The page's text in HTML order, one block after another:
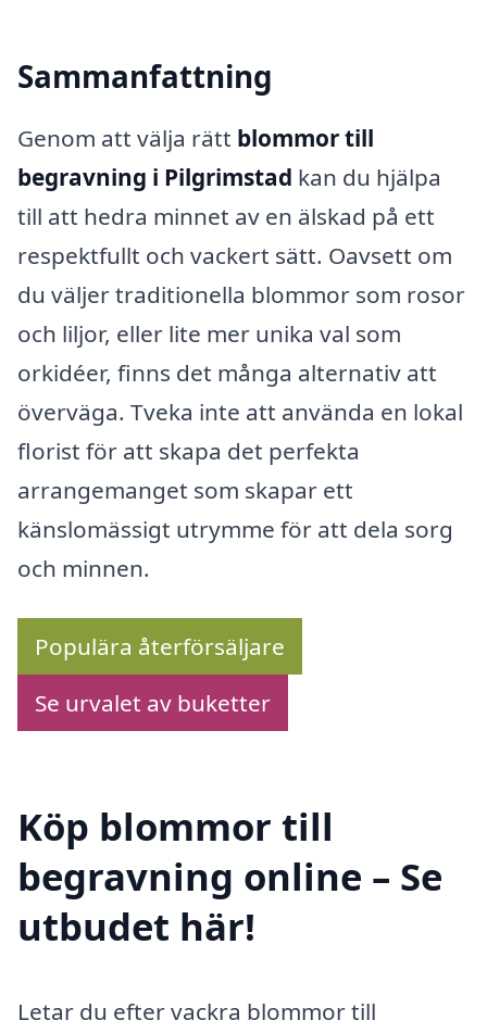
Sammanfattning
Genom att välja rätt blommor till
begravning i Pilgrimstad kan du hjälpa
till att hedra minnet av en älskad på ett
respektfullt och vackert sätt. Oavsett om
du väljer traditionella blommor som rosor
och liljor, eller lite mer unika val som
orkidéer, finns det många alternativ att
överväga. Tveka inte att använda en lokal
florist för att skapa det perfekta
arrangemanget som skapar ett
känslomässigt utrymme för att dela sorg
och minnen.
Populära återförsäljare
Se urvalet av buketter
Köp blommor till
begravning online – Se
utbudet här!
Letar du efter vackra blommor till